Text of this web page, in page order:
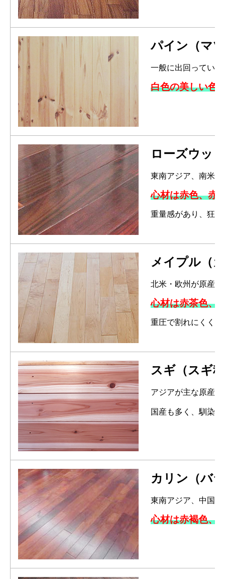
パイン（マ
一般に出回ってい
白色の美しい色
ローズウッ
東南アジア、南米
心材は赤色、赤
重量感があり、狂
メイプル（
北米・欧州が原産。
心材は赤茶色、
重圧で割れにくく
スギ（スギ
アジアが主な原産。
国産も多く、馴染
カリン（バ
東南アジア、中国が
心材は赤褐色、